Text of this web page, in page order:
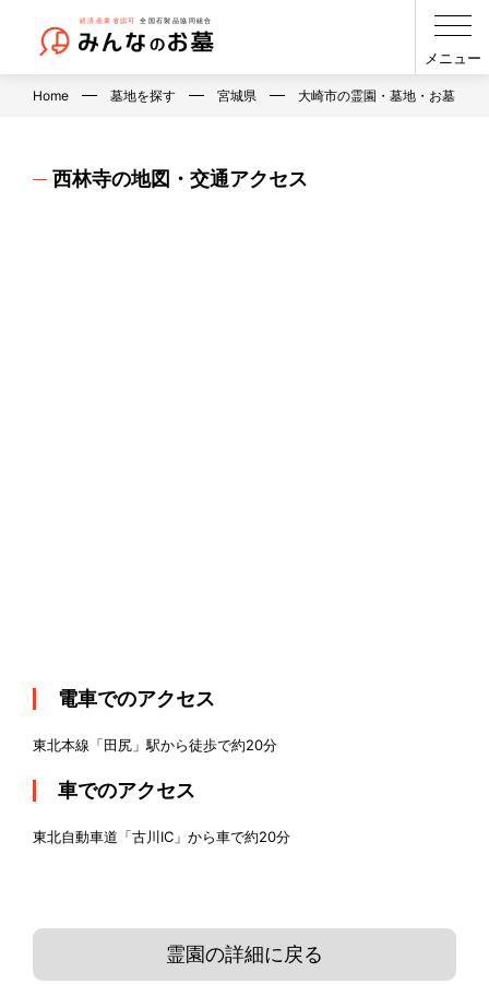
メニュー
Home 墓地を探す 宮城県 大崎市の霊園・墓地・お墓
西林寺の地図・交通アクセス
電車でのアクセス
東北本線「田尻」駅から徒歩で約20分
車でのアクセス
東北自動車道「古川IC」から車で約20分
霊園の詳細に戻る